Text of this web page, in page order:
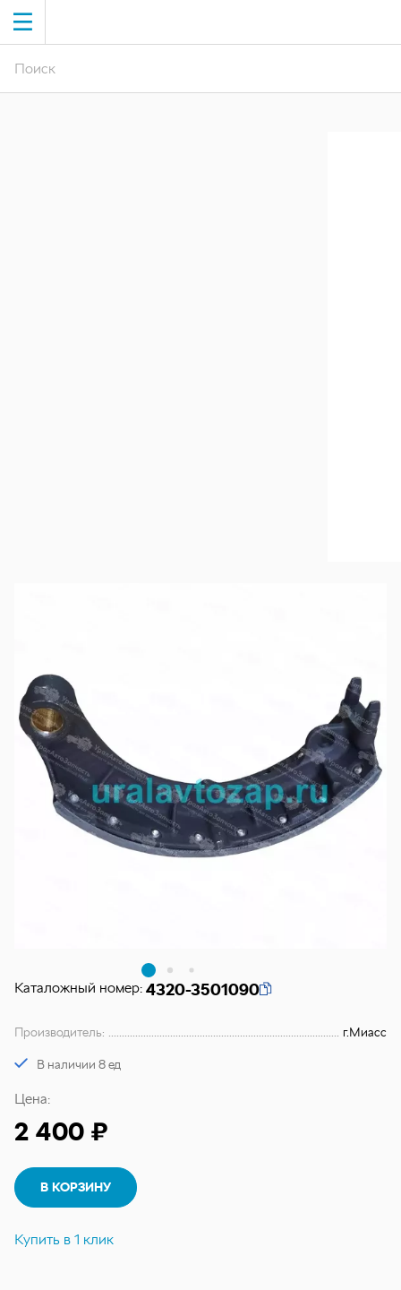
Каталожный номер: 4320-3501090
Производитель: г.Миасс
В наличии 8 ед
Цена:
2 400 ₽
В КОРЗИНУ
Купить в 1 клик